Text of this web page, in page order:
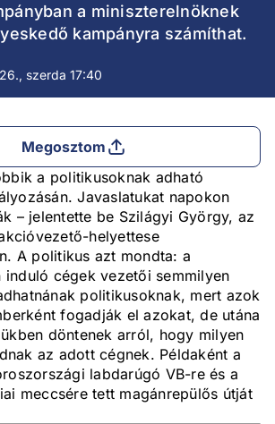
a miniszterelnöknek
kampányra számíthat.
szerda 17:40
Megosztom
a politikusoknak adható
Javaslatukat napokon
– jelentette be Szilágyi György, az
helyettese
A politikus azt mondta: a
induló cégek vezetői semmilyen
politikusoknak, mert azok
fogadják el azokat, de utána
döntenek arról, hogy milyen
az adott cégnek. Példaként a
labdarúgó VB-re és a
meccsére tett magánrepülős útját